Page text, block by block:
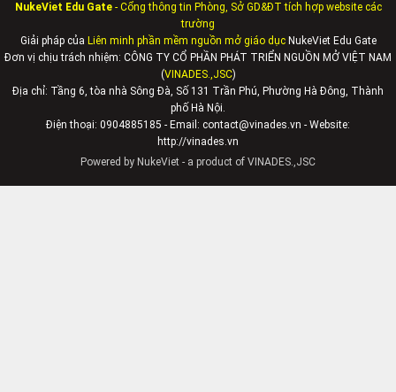
NukeViet Edu Gate- Cổng thông tin Phòng, Sở GD&ĐT tích hợp website các
trường
Giải pháp của Liên minh phần mềm nguồn mở giáo dục NukeViet Edu Gate
Đơn vị chịu trách nhiệm: CÔNG TY CỔ PHẦN PHÁT TRIỂN NGUỒN MỞ VIỆT NAM
(VINADES.,JSC)
Địa chỉ: Tầng 6, tòa nhà Sông Đà, Số 131 Trần Phú, Phường Hà Đông, Thành
phố Hà Nội.
Điện thoại: 0904885185 - Email: contact@vinades.vn - Website:
http://vinades.vn
Powered by NukeViet - a product of VINADES.,JSC